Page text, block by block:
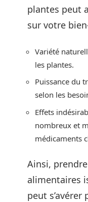
plantes peut
sur votre
Variété
les plantes.
Puissance du
selon les
Effets
nombreux et
médicaments
Ainsi,
alimentaires
peut